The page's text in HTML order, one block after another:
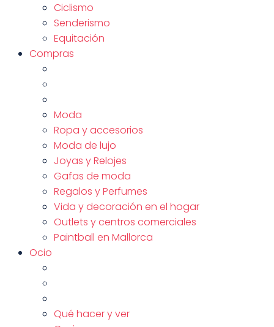
Ciclismo
Senderismo
Equitación
Compras
Moda
Ropa y accesorios
Moda de lujo
Joyas y Relojes
Gafas de moda
Regalos y Perfumes
Vida y decoración en el hogar
Outlets y centros comerciales
Paintball en Mallorca
Ocio
Qué hacer y ver